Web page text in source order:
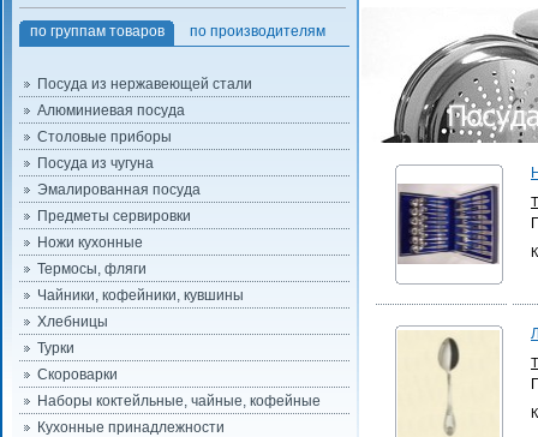
по группам товаров по производителям
Посуда из нержавеющей стали
Алюминиевая посуда
Столовые приборы
Посуда из чугуна
Эмалированная посуда
Предметы сервировки
Ножи кухонные
Термосы, фляги
Чайники, кофейники, кувшины
Хлебницы
Турки
Скороварки
Наборы коктейльные, чайные, кофейные
Кухонные принадлежности